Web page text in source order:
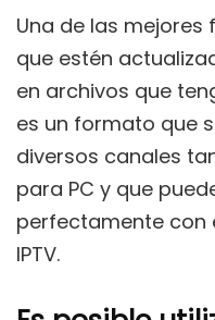
Una de las
que estén
en archivos que
es un formato que
diversos canales
para PC y que
perfectamente con
IPTV.